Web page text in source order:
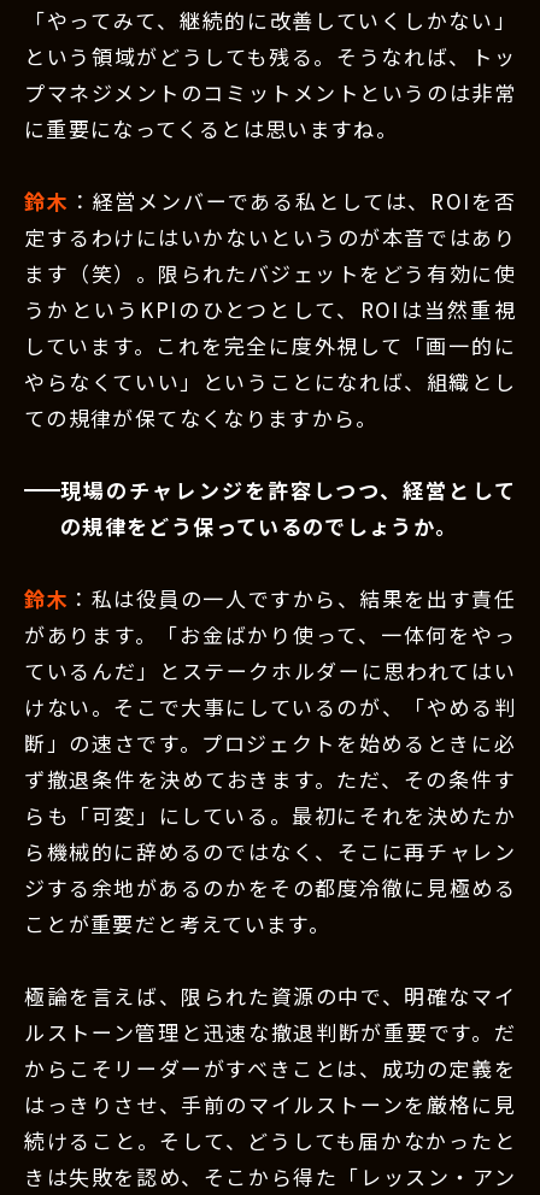
「やってみて、継続的に改善していくしかない」
という領域がどうしても残る。そうなれば、トッ
プマネジメントのコミットメントというのは非常
に重要になってくるとは思いますね。
鈴木 ：経営メンバーである私としては、ROIを否
定するわけにはいかないというのが本音ではあり
ます（笑）。限られたバジェットをどう有効に使
うかというKPIのひとつとして、ROIは当然重視
しています。これを完全に度外視して「画一的に
やらなくていい」ということになれば、組織とし
ての規律が保てなくなりますから。
現場のチャレンジを許容しつつ、経営として
の規律をどう保っているのでしょうか。
鈴木 ：私は役員の一人ですから、結果を出す責任
があります。「お金ばかり使って、一体何をやっ
ているんだ」とステークホルダーに思われてはい
けない。そこで大事にしているのが、「やめる判
断」の速さです。プロジェクトを始めるときに必
ず撤退条件を決めておきます。ただ、その条件す
らも「可変」にしている。最初にそれを決めたか
ら機械的に辞めるのではなく、そこに再チャレン
ジする余地があるのかをその都度冷徹に見極める
ことが重要だと考えています。
極論を言えば、限られた資源の中で、明確なマイ
ルストーン管理と迅速な撤退判断が重要です。だ
からこそリーダーがすべきことは、成功の定義を
はっきりさせ、手前のマイルストーンを厳格に見
続けること。そして、どうしても届かなかったと
きは失敗を認め、そこから得た「レッスン・アン